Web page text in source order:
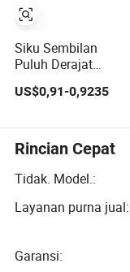
Siku Sembilan
Puluh Derajat
Perempuan Pex
Sambungan
Kuningan
US$0,91-0,9235
Rincian Cepat
Tidak. Model.:
Layanan purna jual:
Garansi: